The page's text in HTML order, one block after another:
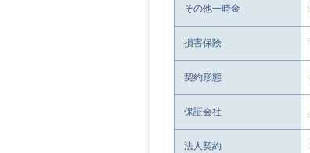
その他一時金
損害保険
契約形態
保証会社
法人契約